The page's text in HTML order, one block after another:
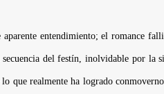
entendimiento; el romance
del festín, inolvidable por la
que realmente ha logrado